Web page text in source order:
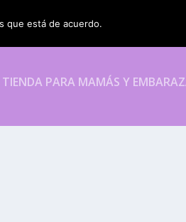
TIENDA PARA MAMÁS Y
que está de acuerdo.